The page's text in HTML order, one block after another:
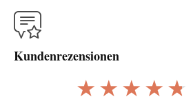
Kundenrezensionen